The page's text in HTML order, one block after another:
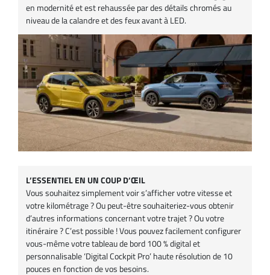
en modernité et est rehaussée par des détails chromés au
niveau de la calandre et des feux avant à LED.
L’ESSENTIEL EN UN COUP D’ŒIL
Vous souhaitez simplement voir s’afficher votre vitesse et
votre kilométrage ? Ou peut-être souhaiteriez-vous obtenir
d’autres informations concernant votre trajet ? Ou votre
itinéraire ? C’est possible ! Vous pouvez facilement configurer
vous-même votre tableau de bord 100 % digital et
personnalisable ‘Digital Cockpit Pro’ haute résolution de 10
pouces en fonction de vos besoins.